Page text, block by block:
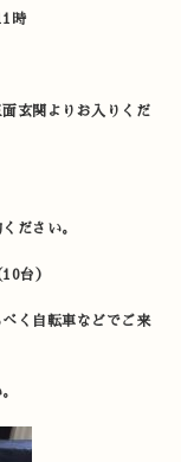
時
玄関よりお入りくだ
ださい。
台）
く自転車などでご来